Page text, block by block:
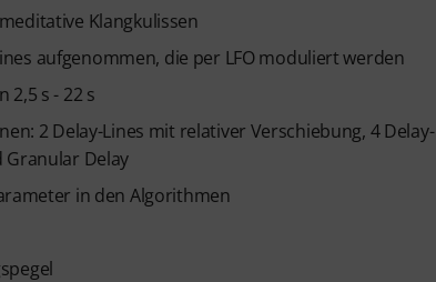
Klangkulissen
aufgenommen, die per LFO moduliert werden
2,5 s - 22 s
2 Delay-Lines mit relativer Verschiebung, 4 Delay-
Granular Delay
in den Algorithmen